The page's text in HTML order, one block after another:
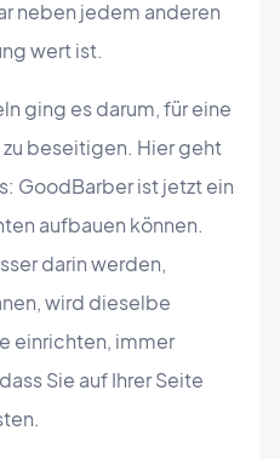
neben jedem anderen
wert ist.
ging es darum, für eine
beseitigen. Hier geht
GoodBarber ist jetzt ein
aufbauen können.
darin werden,
wird dieselbe
einrichten, immer
Sie auf Ihrer Seite